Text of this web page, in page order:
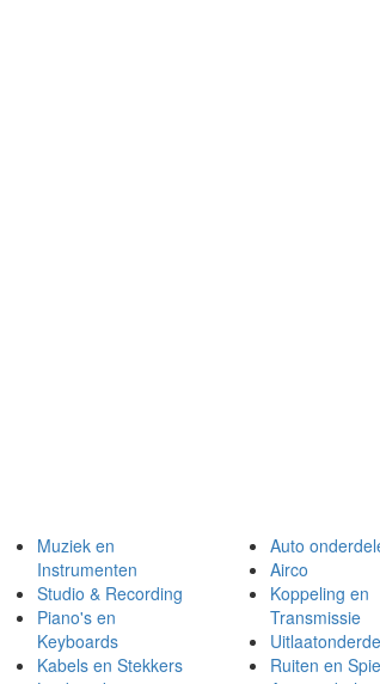
Muziek en
Instrumenten
Studio & Recording
Piano's en
Keyboards
Kabels en Stekkers
Auto
Airco
Koppeling en
Transmissie
Ruiten en